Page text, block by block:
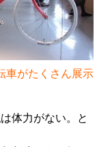
車がたくさん展示
体力がない。と